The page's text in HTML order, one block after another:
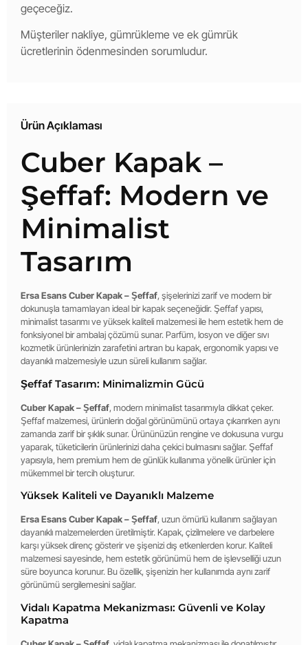
geçeceğiz.
Müşteriler nakliye, gümrükleme ve ek gümrük
ücretlerinin ödenmesinden sorumludur.
Ürün Açıklaması
Cuber Kapak –
Şeffaf: Modern ve
Minimalist
Tasarım
Ersa Esans Cuber Kapak – Şeffaf, şişelerinizi zarif ve modern bir
dokunuşla tamamlayan ideal bir kapak seçeneğidir. Şeffaf yapısı,
minimalist tasarımı ve yüksek kaliteli malzemesi ile hem estetik hem de
fonksiyonel bir ambalaj çözümü sunar. Parfüm, losyon ve diğer sıvı
kozmetik ürünlerinizin zarafetini artıran bu kapak, ergonomik yapısı ve
dayanıklı malzemesiyle uzun süreli kullanım sağlar.
Şeffaf Tasarım: Minimalizmin Gücü
Cuber Kapak – Şeffaf, modern minimalist tasarımıyla dikkat çeker.
Şeffaf malzemesi, ürünlerin doğal görünümünü ortaya çıkarırken aynı
zamanda zarif bir şıklık sunar. Ürününüzün rengine ve dokusuna vurgu
yaparak, tüketicilerin ürünlerinizi daha çekici bulmasını sağlar. Şeffaf
yapısıyla, hem premium hem de günlük kullanıma yönelik ürünler için
mükemmel bir tercih oluşturur.
Yüksek Kaliteli ve Dayanıklı Malzeme
Ersa Esans Cuber Kapak – Şeffaf, uzun ömürlü kullanım sağlayan
dayanıklı malzemelerden üretilmiştir. Kapak, çizilmelere ve darbelere
karşı yüksek direnç gösterir ve şişenizi dış etkenlerden korur. Kaliteli
malzemesi sayesinde, hem estetik görünümü hem de işlevselliği uzun
süre boyunca korunur. Bu özellik, şişenizin her kullanımda aynı zarif
görünümü sergilemesini sağlar.
Vidalı Kapatma Mekanizması: Güvenli ve Kolay
Kapatma